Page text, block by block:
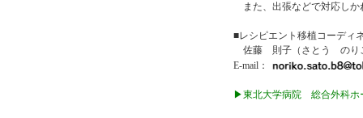
また、出張などで対応しか
■レシピエント移植コーディ
佐藤 則子（さとう のり
E-mail：
▶東北大学病院 総合外科ホ